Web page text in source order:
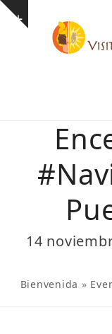
Skip
Show
14
Bienvenida »